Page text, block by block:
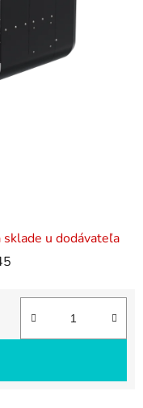
sklade u dodávateľa